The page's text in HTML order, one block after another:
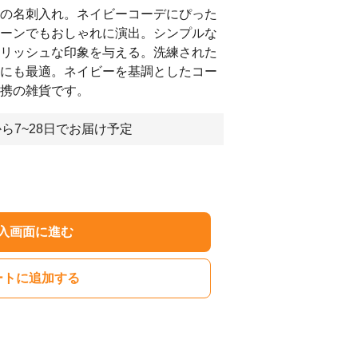
名刺入れ。ネイビーコーデにぴった
ンでもおしゃれに演出。シンプルな
ッシュな印象を与える。洗練された
も最適。ネイビーを基調としたコー
の雑貨です。
7~28日でお届け予定
画面に進む
トに追加する